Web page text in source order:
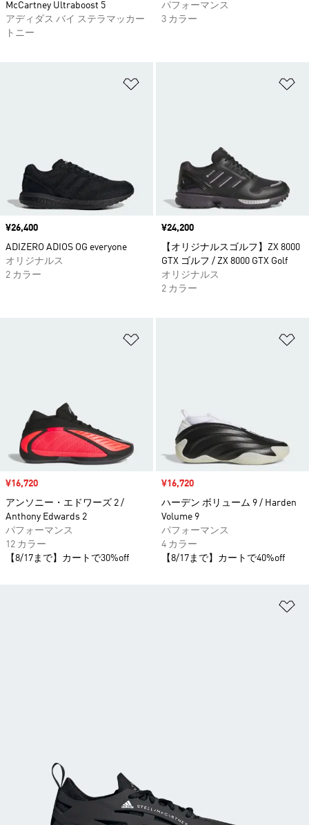
McCartney Ultraboost 5
アディダス バイ ステラマッカー
トニー
パフォーマンス
3 カラー
価格
¥26,400
ADIZERO ADIOS OG everyone
オリジナルス
2 カラー
価格
¥24,200
【オリジナルスゴルフ】ZX 8000
GTX ゴルフ / ZX 8000 GTX Golf
オリジナルス
2 カラー
セール価格
¥16,720
アンソニー・エドワーズ 2 /
Anthony Edwards 2
パフォーマンス
12 カラー
【8/17まで】カートで30%off
セール価格
¥16,720
ハーデン ボリューム 9 / Harden
Volume 9
パフォーマンス
4 カラー
【8/17まで】カートで40%off